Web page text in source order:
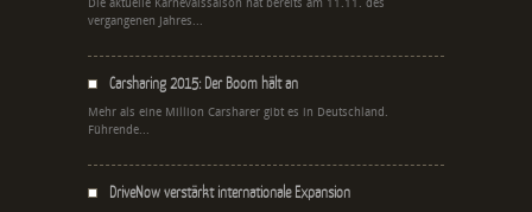
Die aktuelle Karnevalssaison hat bereits am 11.11. des
vergangenen Jahres...
Carsharing 2015: Der Boom hält an
Mehr als eine Million Carsharer gibt es in Deutschland.
Führende...
DriveNow verstärkt internationale Expansion